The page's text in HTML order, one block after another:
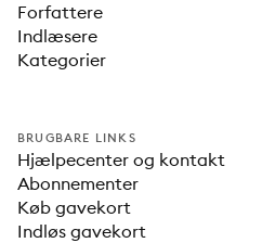
Forfattere
Indlæsere
Kategorier
BRUGBARE LINKS
Hjælpecenter og kontakt
Abonnementer
Køb gavekort
Indløs gavekort